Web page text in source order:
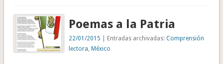
Poemas a la Patria
22/01/2015 | Entradas archivadas:Comprensión
lectora, México